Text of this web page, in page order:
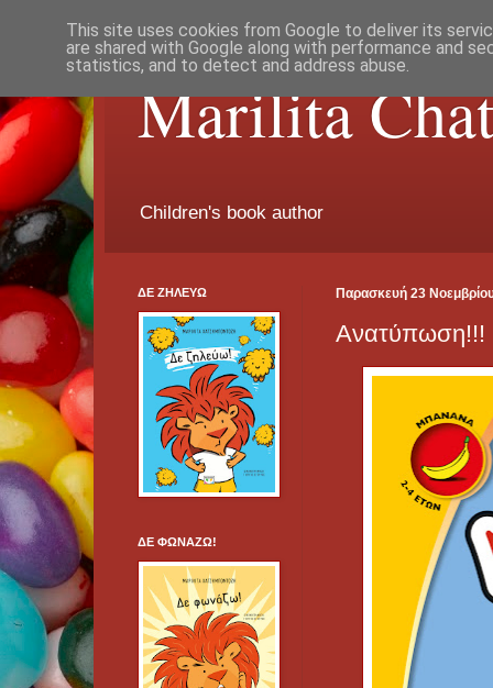
Marilita
Children's book author
Παρασκευή 23
Ανατύπωση!!!
ΔΕ ΖΗΛΕΥΩ
ΔΕ ΦΩΝΑΖΩ!
This site uses cookies from Google to deliver its
are shared with Google along with performance and
statistics, and to detect and address abuse.